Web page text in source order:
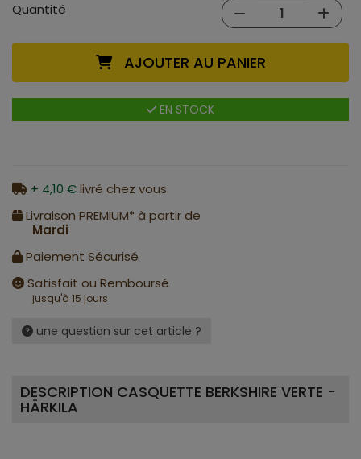
Quantité
AJOUTER AU PANIER
EN STOCK
+ 4,10 €livré chez vous
Livraison PREMIUM* à partir de
Mardi
Paiement Sécurisé
Satisfait ou Remboursé
jusqu'à 15 jours
une question sur cet article ?
DESCRIPTION CASQUETTE BERKSHIRE VERTE -
HÄRKILA